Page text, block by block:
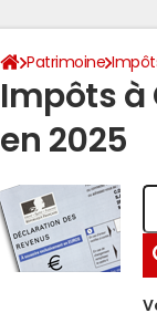
Patrimoine
Impôts à
en 2025